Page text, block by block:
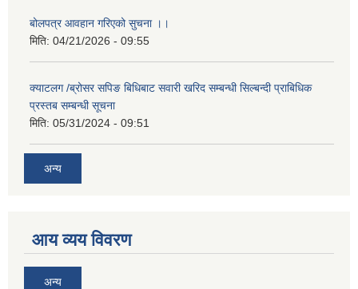
बोलपत्र आवहान गरिएको सुचना ।।
मिति: 04/21/2026 - 09:55
क्याटलग /ब्रोसर सपिङ बिधिबाट सवारी खरिद सम्बन्धी सिल्बन्दी प्राबिधिक
प्रस्तब सम्बन्धी सूचना
मिति: 05/31/2024 - 09:51
अन्य
आय व्यय विवरण
अन्य